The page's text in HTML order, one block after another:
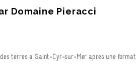
Domaine Pieracci
terres à Saint-Cyr-sur-Mer après une